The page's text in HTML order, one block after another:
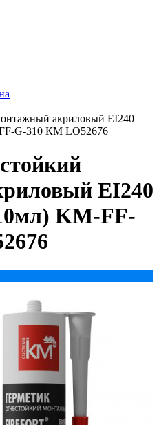
акриловый EI240
G-310 КМ LO52676
EI240
KM-FF-